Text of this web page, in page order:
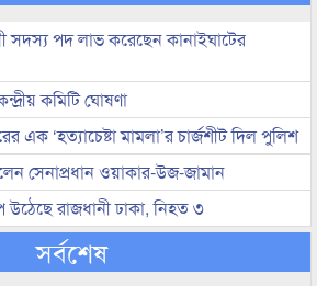
সদস্য পদ লাভ করেছেন কানাইঘাটের
কমিটি ঘোষণা
এক ‘হত্যাচেষ্টা মামলা’র চার্জশীট দিল পুলিশ
সেনাপ্রধান ওয়াকার-উজ-জামান
রাজধানী ঢাকা, নিহত ৩
সর্বশেষ